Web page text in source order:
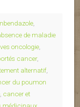
de maladie
oncologie
cancer,
alternatif
du poumon
cancer et